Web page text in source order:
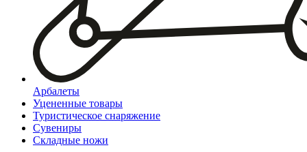
Арбалеты
Уцененные товары
Туристическое снаряжение
Сувениры
Складные ножи